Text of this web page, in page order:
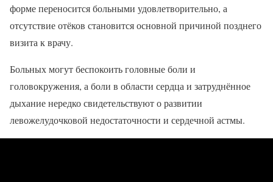
форме переносится больными удовлетворительно, а
отсутствие отёков становится основной причиной позднего
визита к врачу.
Больных могут беспокоить головные боли и
головокружения, а боли в области сердца и затруднённое
дыхание нередко свидетельствуют о развитии
левожелудочковой недостаточности и сердечной астмы.